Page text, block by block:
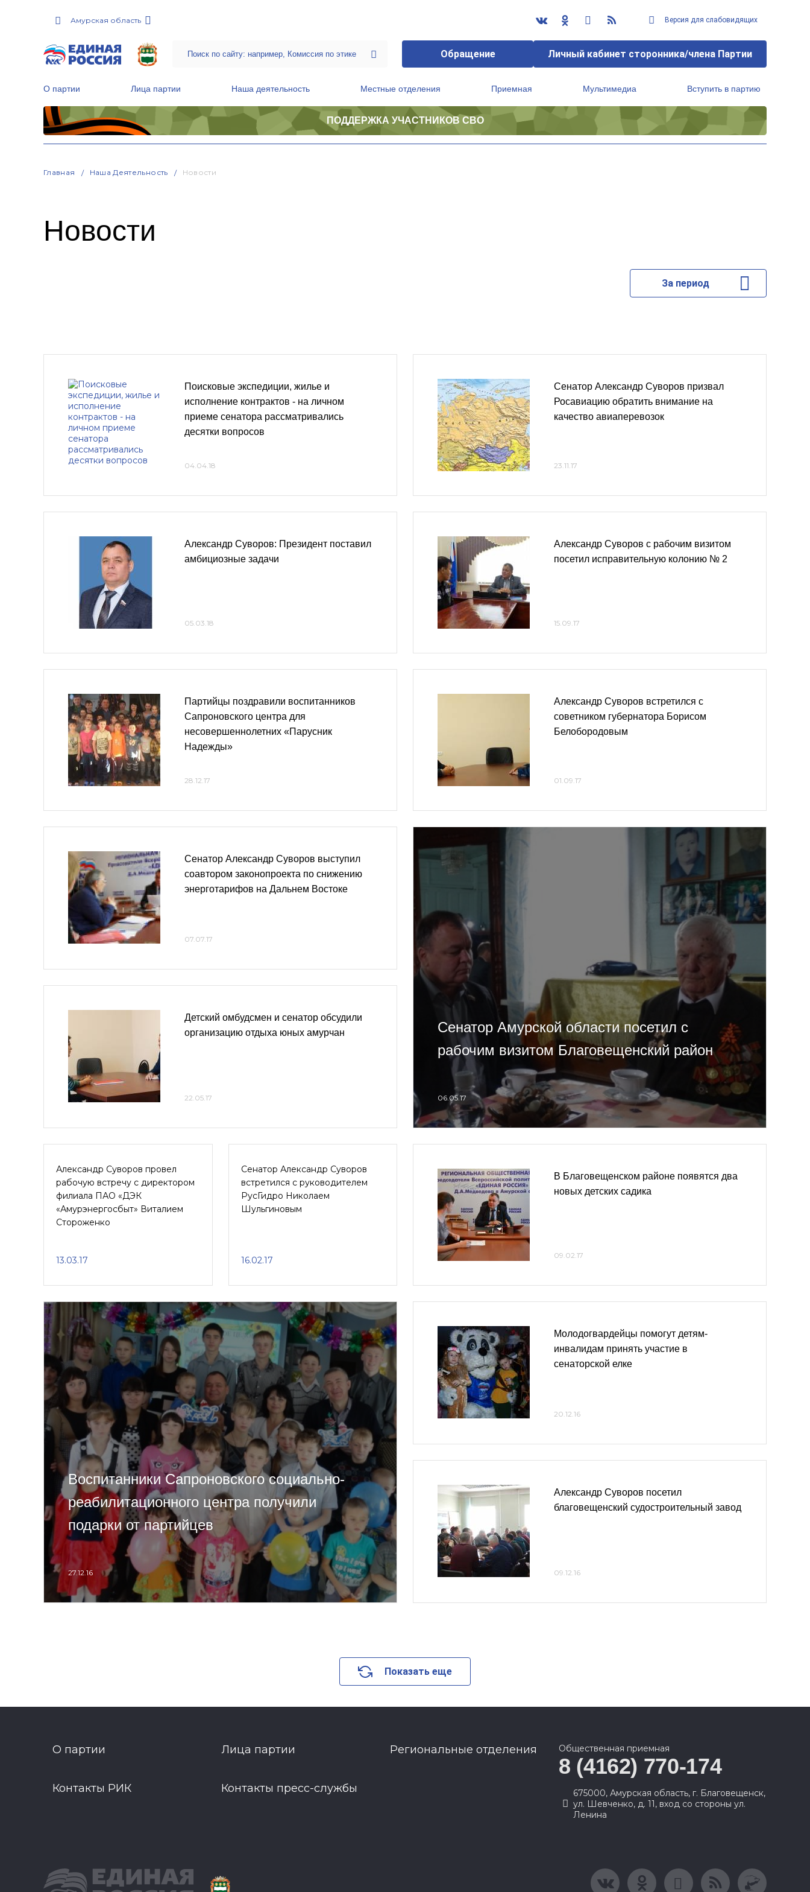
Амурская область Версия для слабовидящих
Обращение Личный кабинет сторонника/члена Партии
О партии Лица партии Наша деятельность Местные отделения Приемная Мультимедиа Вступить в партию
ПОДДЕРЖКА УЧАСТНИКОВ СВО
Главная Наша Деятельность Новости
Новости
За период
Поисковые экспедиции, жилье и
исполнение контрактов - на личном
приеме сенатора рассматривались
десятки вопросов
04.04.18
Александр Суворов: Президент поставил
амбициозные задачи
05.03.18
Партийцы поздравили воспитанников
Сапроновского центра для
несовершеннолетних «Парусник
Надежды»
28.12.17
Сенатор Александр Суворов призвал
Росавиацию обратить внимание на
качество авиаперевозок
23.11.17
Александр Суворов с рабочим визитом
посетил исправительную колонию № 2
15.09.17
Александр Суворов встретился с
советником губернатора Борисом
Белобородовым
01.09.17
Сенатор Александр Суворов выступил
соавтором законопроекта по снижению
энерготарифов на Дальнем Востоке
07.07.17
Детский омбудсмен и сенатор обсудили
организацию отдыха юных амурчан
22.05.17
Сенатор Амурской области посетил с
рабочим визитом Благовещенский район
06.05.17
Александр Суворов провел
рабочую встречу с директором
филиала ПАО «ДЭК
«Амурэнергосбыт» Виталием
Стороженко
13.03.17
Сенатор Александр Суворов
встретился с руководителем
РусГидро Николаем
Шульгиновым
16.02.17
В Благовещенском районе появятся два
новых детских садика
09.02.17
Воспитанники Сапроновского социально-
реабилитационного центра получили
подарки от партийцев
27.12.16
Молодогвардейцы помогут детям-
инвалидам принять участие в
сенаторской елке
20.12.16
Александр Суворов посетил
благовещенский судостроительный завод
09.12.16
Показать еще
О партии Лица партии Региональные отделения
Контакты РИК Контакты пресс-службы
Общественная приемная
8 (4162) 770-174
675000, Амурская область, г. Благовещенск,
ул. Шевченко, д. 11, вход со стороны ул.
Ленина